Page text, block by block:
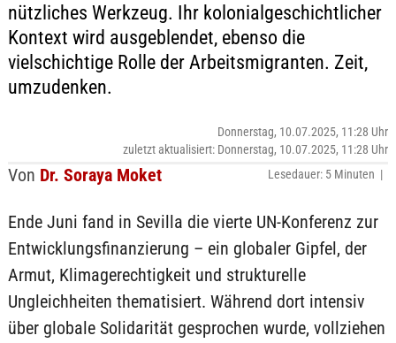
nützliches Werkzeug. Ihr kolonialgeschichtlicher
Kontext wird ausgeblendet, ebenso die
vielschichtige Rolle der Arbeitsmigranten. Zeit,
umzudenken.
Von Dr. Soraya Moket
Donnerstag, 10.07.2025, 11:28 Uhr
zuletzt aktualisiert: Donnerstag, 10.07.2025, 11:28 Uhr
Lesedauer: 5 Minuten |
Ende Juni fand in Sevilla die vierte UN-Konferenz zur
Entwicklungsfinanzierung – ein globaler Gipfel, der
Armut, Klimagerechtigkeit und strukturelle
Ungleichheiten thematisiert. Während dort intensiv
über globale Solidarität gesprochen wurde, vollziehen